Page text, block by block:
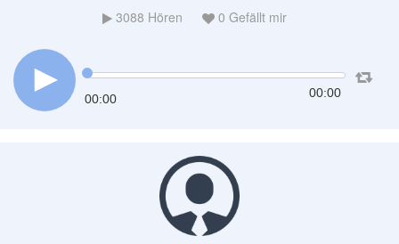
3088 Hören 0 Gefällt mir
00:00 00:00